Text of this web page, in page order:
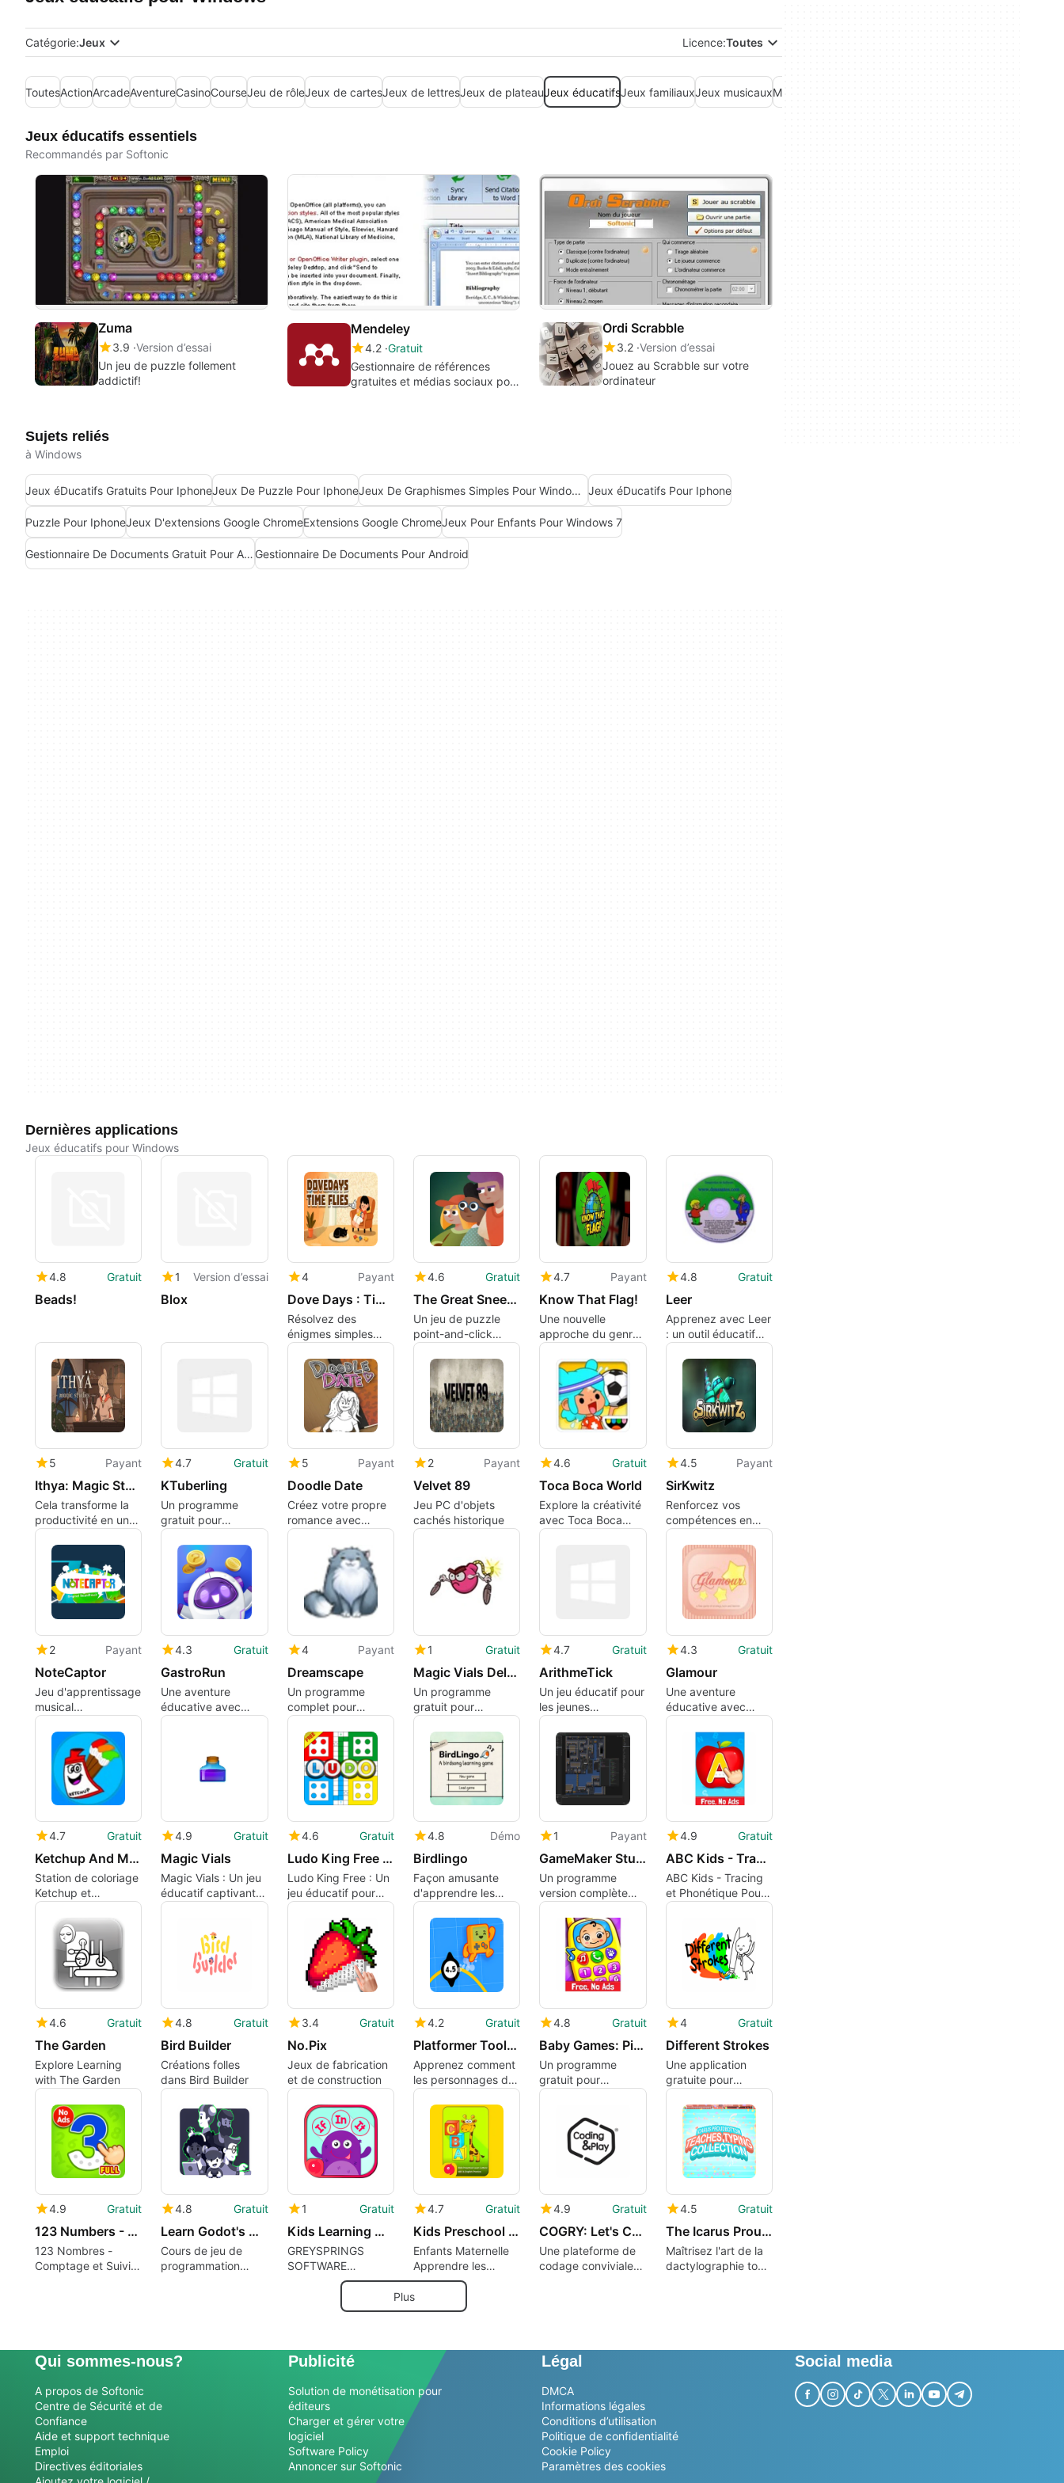
Catégorie:Jeux Licence:Toutes
ToutesActionArcadeAventureCasinoCourseJeu de rôleJeux de cartesJeux de lettresJeux de plateauJeux éducatifsJeux familiauxJeux musicauxMods
Jeux éducatifs essentiels
Recommandés par Softonic
Zuma
3.9 Version d’essai
Un jeu de puzzle follement
addictif!
Mendeley
4.2 Gratuit
Gestionnaire de références
gratuites et médias sociaux pour
Ordi Scrabble
3.2 Version d’essai
Jouez au Scrabble sur votre
ordinateur
Sujets reliés
à Windows
Jeux éDucatifs Gratuits Pour IphoneJeux De Puzzle Pour Iphone Jeux De Graphismes Simples Pour Windows 7 Jeux éDucatifs Pour Iphone
Puzzle Pour IphoneJeux D'extensions Google ChromeExtensions Google ChromeJeux Pour Enfants Pour Windows 7
Gestionnaire De Documents Gratuit Pour Android Gestionnaire De Documents Pour Android
Dernières applications
Jeux éducatifs pour Windows
4.8 Gratuit
Beads!
1 Version d’essai
Blox
4 Payant
Dove Days : Time Flies
Résolvez des
énigmes simples
dans ce jeu
décontracté
relaxant
4.6 Gratuit
The Great Sneeze
Un jeu de puzzle
point-and-click
charmant et original
4.7 Payant
Know That Flag!
Une nouvelle
approche du genre
quiz sur les
drapeaux
4.8 Gratuit
Leer
Apprenez avec Leer
: un outil éducatif
gratuit
5 Payant
Ithya: Magic Studies
Cela transforme la
productivité en une
aventure
fantastique
4.7 Gratuit
KTuberling
Un programme
gratuit pour
Windows, par Eric
Bischoff.
5 Payant
Doodle Date
Créez votre propre
romance avec
Doodle Date
2 Payant
Velvet 89
Jeu PC d'objets
cachés historique
4.6 Gratuit
Toca Boca World
Explore la créativité
avec Toca Boca
World
4.5 Payant
SirKwitz
Renforcez vos
compétences en
codage dans ce jeu
éducatif
2 Payant
NoteCaptor
Jeu d'apprentissage
musical
intergalactique
4.3 Gratuit
GastroRun
Une aventure
éducative avec
l'aide de nanobot
4 Payant
Dreamscape
Un programme
complet pour
Windows, par
Adorlea Games.
1 Gratuit
Magic Vials Deluxe
Un programme
gratuit pour
Windows, par
zxretrosoft.
4.7 Gratuit
ArithmeTick
Un jeu éducatif pour
les jeunes
mathématiciens
4.3 Gratuit
Glamour
Une aventure
éducative avec
Glamour
4.7 Gratuit
Ketchup And Mustard Coloring Station
Station de coloriage
Ketchup et
Moutarde
4.9 Gratuit
Magic Vials
Magic Vials : Un jeu
éducatif captivant
pour enfants
4.6 Gratuit
Ludo King Free for Windows 10
Ludo King Free : Un
jeu éducatif pour
Windows
4.8 Démo
Birdlingo
Façon amusante
d'apprendre les
chants d'oiseaux
1 Payant
GameMaker Studio 2 Desktop
Un programme
version complète
pour Windows, par
YoYo Games.
4.9 Gratuit
ABC Kids - Tracing and Phonics
ABC Kids - Tracing
et Phonétique Pour
Windows
4.6 Gratuit
The Garden
Explore Learning
with The Garden
4.8 Gratuit
Bird Builder
Créations folles
dans Bird Builder
3.4 Gratuit
No.Pix
Jeux de fabrication
et de construction
4.2 Gratuit
Platformer Toolkit
Apprenez comment
les personnages de
jeux de plateforme
sont formés.
4.8 Gratuit
Baby Games: Piano, Baby Phone, First Words
Un programme
gratuit pour
Windows, par ‪RV
4 Gratuit
Different Strokes
Une application
gratuite pour
Windows, par
swsteffes.
4.9 Gratuit
123 Numbers - Count & Tracing
123 Nombres -
Comptage et Suivi
4.8 Gratuit
Learn Godot's GDScript From Zero
Cours de jeu de
programmation
1 Gratuit
Kids Learning Word Games
GREYSPRINGS
SOFTWARE
SOLUTIONS
4.7 Gratuit
Kids Preschool Learn Letters
Enfants Maternelle
Apprendre les
Lettres
4.9 Gratuit
COGRY: Let's Code, Friends
Une plateforme de
codage conviviale
4.5 Gratuit
The Icarus Proudbottom Teaches Typing Collection
Maîtrisez l'art de la
dactylographie tout
Plus
Qui sommes-nous?
A propos de Softonic
Centre de Sécurité et de
Confiance
Aide et support technique
Emploi
Directives éditoriales
Publicité
Solution de monétisation pour
éditeurs
Charger et gérer votre
logiciel
Software Policy
Annoncer sur Softonic
Légal
DMCA
Informations légales
Conditions d’utilisation
Politique de confidentialité
Cookie Policy
Paramètres des cookies
Social media